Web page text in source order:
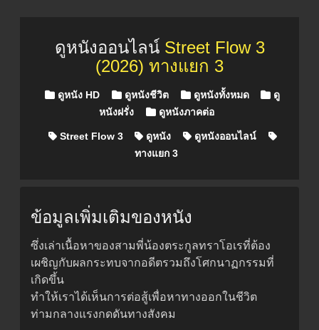
ดูหนังออนไลน์ Street Flow 3
(2026) ทางแยก 3
Posted in
ดูหนัง HD ดูหนังชีวิต ดูหนังทั้งหมด
ดู
หนังฝรั่ง
ดูหนังภาคต่อ
Street Flow 3 ดูหนัง
ดูหนังออนไลน์
ทางแยก 3
ข้อมูลเพิ่มเติมของหนัง
ซึ่งเล่าเนื้อหาของสามพี่น้องตระกูลทราโอเรที่ต้อง
เผชิญกับผลกระทบจากอดีตรวมถึงโศกนาฏกรรมที่
เกิดขึ้น
ทำให้เราได้เห็นการต่อสู้เพื่อหาทางออกในชีวิต
ท่ามกลางแรงกดดันทางสังคม